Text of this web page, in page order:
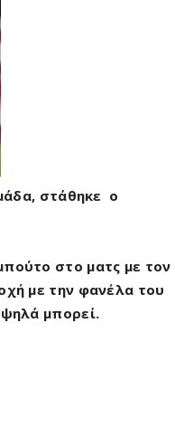
στάθηκε o
στο ματς με τον
με την φανέλα του
μπορεί.